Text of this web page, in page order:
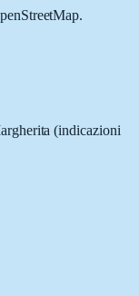
(indicazioni